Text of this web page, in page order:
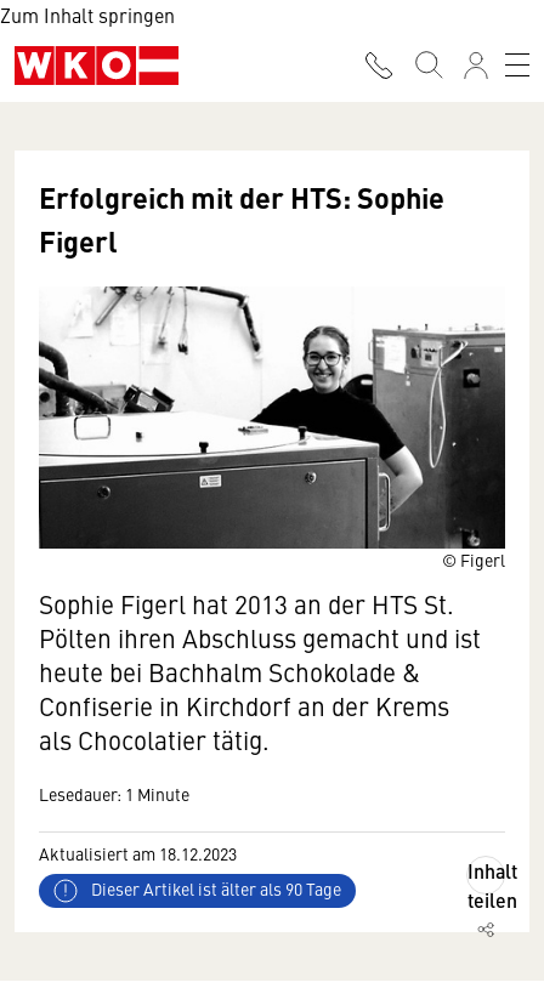
Zum Inhalt springen
© Figerl
Erfolgreich mit der HTS: Sophie
Figerl
Sophie Figerl hat 2013 an der HTS St.
Pölten ihren Abschluss gemacht und ist
heute bei Bachhalm Schokolade &
Confiserie in Kirchdorf an der Krems
als Chocolatier tätig.
Lesedauer: 1 Minute
Aktualisiert am 18.12.2023
Dieser Artikel ist älter als 90 Tage
Inhalt
teilen